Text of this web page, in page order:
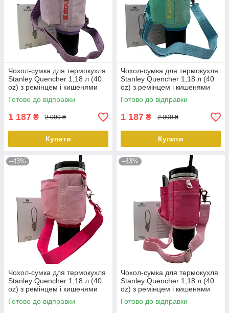
Чохол-сумка для термокухля
Stanley Quencher 1,18 л (40
oz) з ремінцем і кишенями
KT7001808 бузкового
кольору PeremogaUA
Готово до відправки
1 187 ₴ 2 099 ₴
Купити
Чохол-сумка для термокухля
Stanley Quencher 1,18 л (40
oz) з ремінцем і кишенями
KT7001807 бірюзового
кольору PeremogaUA
Готово до відправки
1 187 ₴ 2 099 ₴
Купити
–43%
Чохол-сумка для термокухля
Stanley Quencher 1,18 л (40
oz) з ремінцем і кишенями
KT7001806 рожевого кольору
PeremogaUA
Готово до відправки
–43%
Чохол-сумка для термокухля
Stanley Quencher 1,18 л (40
oz) з ремінцем і кишенями
KT7001805 малинового
кольору PeremogaUA
Готово до відправки